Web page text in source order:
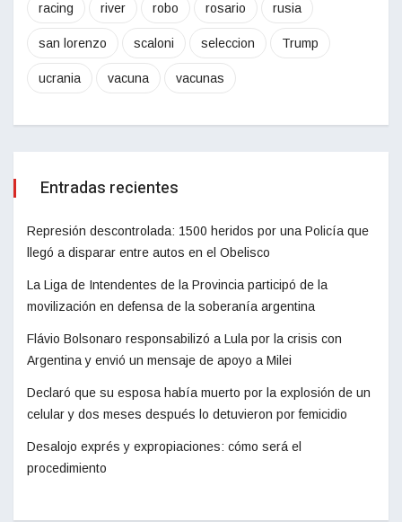
racing river robo rosario rusia
san lorenzo scaloni seleccion Trump
ucrania vacuna vacunas
Entradas recientes
Represión descontrolada: 1500 heridos por una Policía que
llegó a disparar entre autos en el Obelisco
La Liga de Intendentes de la Provincia participó de la
movilización en defensa de la soberanía argentina
Flávio Bolsonaro responsabilizó a Lula por la crisis con
Argentina y envió un mensaje de apoyo a Milei
Declaró que su esposa había muerto por la explosión de un
celular y dos meses después lo detuvieron por femicidio
Desalojo exprés y expropiaciones: cómo será el
procedimiento